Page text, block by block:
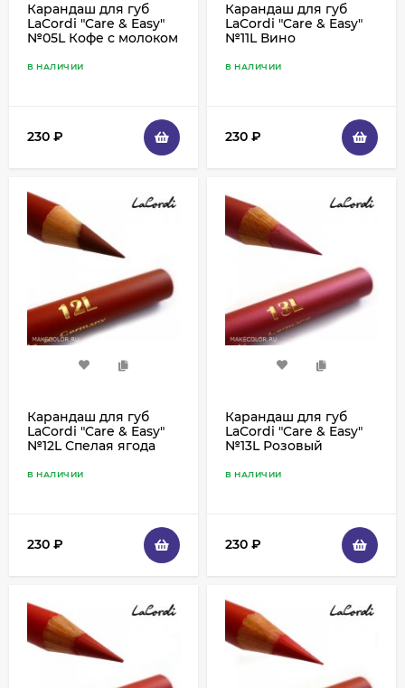
Карандаш для губ
LaCordi "Care & Easy"
№05L Кофе с молоком
В НАЛИЧИИ
230 ₽
Карандаш для губ
LaCordi "Care & Easy"
№11L Вино
В НАЛИЧИИ
230 ₽
Карандаш для губ
LaCordi "Care & Easy"
№12L Спелая ягода
В НАЛИЧИИ
230 ₽
Карандаш для губ
LaCordi "Care & Easy"
№13L Розовый
В НАЛИЧИИ
230 ₽